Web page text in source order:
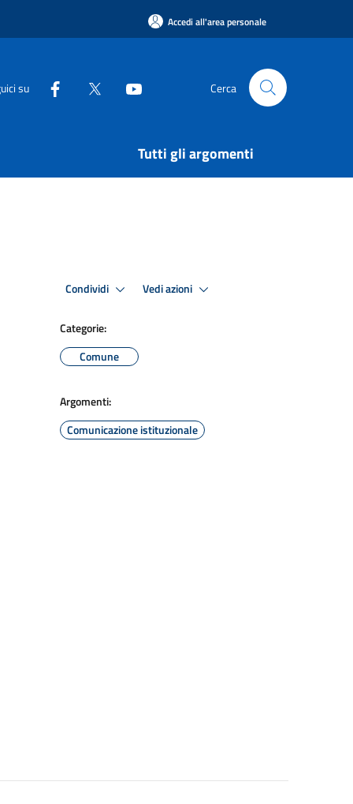
Accedi all'area personale
su Cerca
Tutti gli argomenti
Condividi Vedi azioni
Categorie:
Comune
Argomenti:
Comunicazione istituzionale